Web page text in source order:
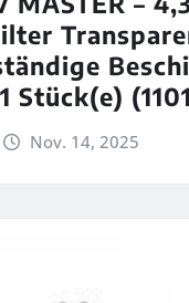
Stück(e)
Nov. 14, 2025